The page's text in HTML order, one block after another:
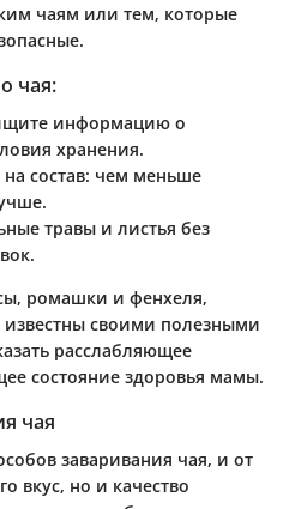
чаям или тем, которые
чая:
информацию о
хранения.
состав: чем меньше
травы и листья без
ромашки и фенхеля,
своими полезными
расслабляющее
состояние здоровья мамы.
чая
заваривания чая, и от
вкус, но и качество